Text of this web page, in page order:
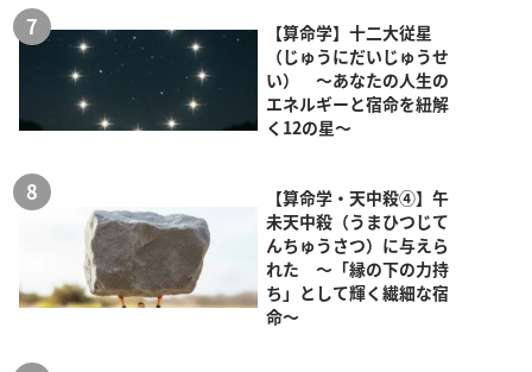
【算命学】十二大従星
（じゅうにだいじゅうせ
い） ～あなたの人生の
エネルギーと宿命を紐解
く12の星～
【算命学・天中殺④】午
未天中殺（うまひつじて
んちゅうさつ）に与えら
れた ～「縁の下の力持
ち」として輝く繊細な宿
命～